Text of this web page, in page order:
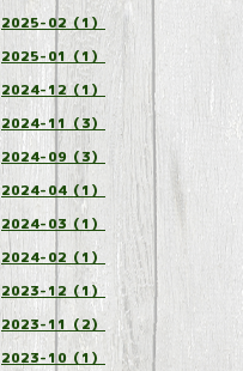
2025-02（1）
2025-01（1）
2024-12（1）
2024-11（3）
2024-09（3）
2024-04（1）
2024-03（1）
2024-02（1）
2023-12（1）
2023-11（2）
2023-10（1）